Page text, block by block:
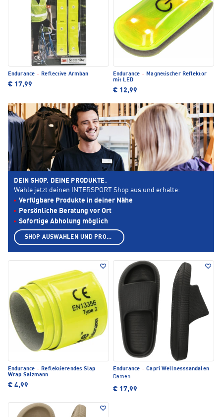
Endurance · Reflective Armban
€ 17,99
Endurance ·
Magnetischer Reflektor
mit LED
€ 12,99
Endurance · Reflektierendes Slap
Wrap Salzmann
€ 4,99
Endurance · Capri Wellnesssandalen
Damen
€ 17,99
DEIN SHOP. DEINE PRODUKTE.
Wähle jetzt deinen INTERSPORT Shop aus und erhalte:
Verfügbare Produkte in deiner Nähe
Persönliche Beratung vor Ort
Sofortige Abholung möglich
SHOP AUSWÄHLEN UND PRODUKTE ANZEIGEN